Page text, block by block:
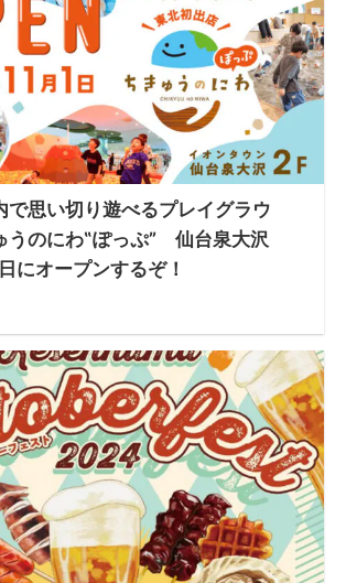
で思い切り遊べるプレイグラウ
うのにわ‟ぽっぷ” 仙台泉大沢
にオープンするぞ！